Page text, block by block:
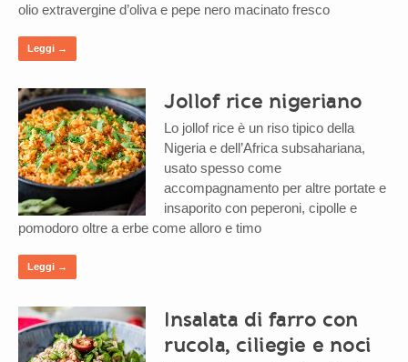
olio extravergine d’oliva e pepe nero macinato fresco
Leggi →
Jollof rice nigeriano
Lo jollof rice è un riso tipico della
Nigeria e dell’Africa subsahariana,
usato spesso come
accompagnamento per altre portate e
insaporito con peperoni, cipolle e
pomodoro oltre a erbe come alloro e timo
Leggi →
Insalata di farro con
rucola, ciliegie e noci